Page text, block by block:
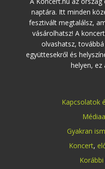
naptára. Itt minden
fesztivált megtalálsz,
vásárolhatsz! A
olvashatsz,
együttesekről és
helyen, ez
Kapcsolatok
Gyakran
Koncert,